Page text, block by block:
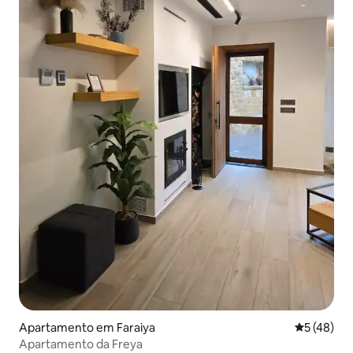
Apartamento em Faraiya
5 (48)
Apartamento da Freya